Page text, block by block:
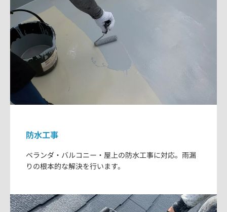
防水工事
ベランダ・バルコニー・屋上の防水工事に対応。雨漏
りの根本的な解決を行います。